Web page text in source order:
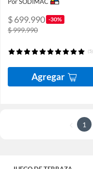
$ 699.990 -30%
$ 999.990
(5)
Agregar
1